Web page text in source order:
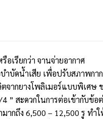
อเรียกว่า จานจ่ายอากาศ
ำบัดน้ำเสีย เพื่อปรับสภาพกา
ากยางโพลิเมอร์แบบพิเศษ
” สะดวกในการต่อเข้ากับข้อ
มากถึง 6,500 – 12,500 รู ท